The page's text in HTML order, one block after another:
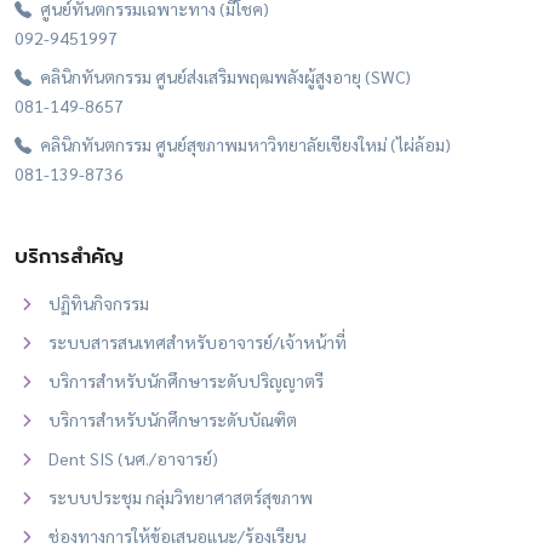
ศูนย์ทันตกรรมเฉพาะทาง (มีโชค)
092-9451997
คลินิกทันตกรรม ศูนย์ส่งเสริมพฤฒพลังผู้สูงอายุ (SWC)
081-149-8657
คลินิกทันตกรรม ศูนย์สุขภาพมหาวิทยาลัยเชียงใหม่ (ไผ่ล้อม)
081-139-8736
บริการสำคัญ
ปฏิทินกิจกรรม
ระบบสารสนเทศสำหรับอาจารย์/เจ้าหน้าที่
บริการสำหรับนักศึกษาระดับปริญญาตรี
บริการสำหรับนักศึกษาระดับบัณฑิต
Dent SIS (นศ./อาจารย์)
ระบบประชุม กลุ่มวิทยาศาสตร์สุขภาพ
ช่องทางการให้ข้อเสนอแนะ/ร้องเรียน